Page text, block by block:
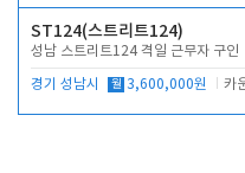
ST124(스트리트124)
성남 스트리트124 격일 근무자 구인
경기 성남시 월 3,600,000원